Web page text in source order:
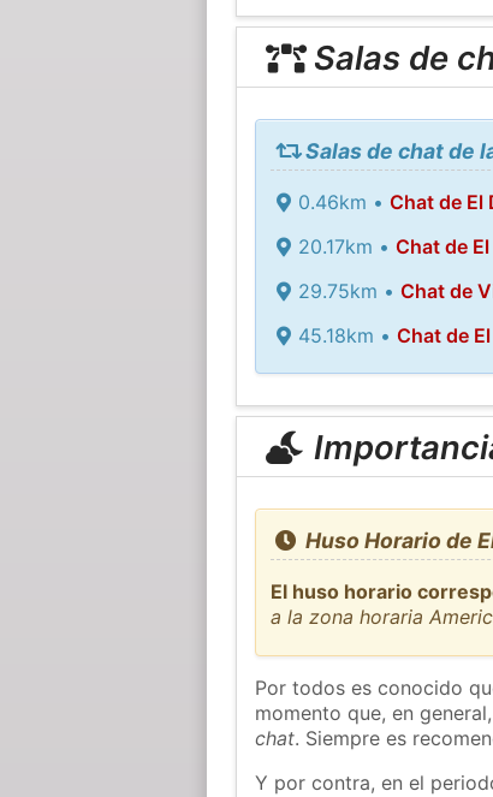
Salas de
Salas de chat de
0.46km • Chat de El
20.17km • Chat de
29.75km • Chat de
45.18km • Chat de
Huso Horario de
El huso horario
a la zona horaria
Por todos es conocido
momento que, en
chat. Siempre es
Y por contra, en el